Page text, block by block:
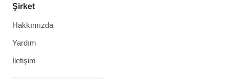
Şirket
Hakkımızda
Yardım
İletişim